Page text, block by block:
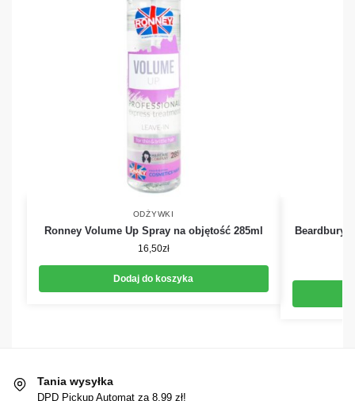
ODŻYWKI
Ronney Volume Up Spray na objętość 285ml
16,50zł
Dodaj do koszyka
Beardburys
Tania wysyłka
DPD Pickup Automat za 8,99 zł!